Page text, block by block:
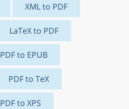
XML to PDF
LaTeX to PDF
PDF to EPUB
PDF to TeX
PDF to XPS